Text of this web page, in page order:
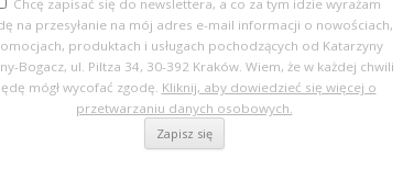
Chcę zapisać się do newslettera, a co za tym idzie wyrażam
na przesyłanie na mój adres e-mail informacji o nowościach,
produktach i usługach pochodzących od Katarzyny
Bogacz, ul. Piltza 34, 30-392 Kraków. Wiem, że w każdej chwili
mógł wycofać zgodę. Kliknij, aby dowiedzieć się więcej o
przetwarzaniu danych osobowych.